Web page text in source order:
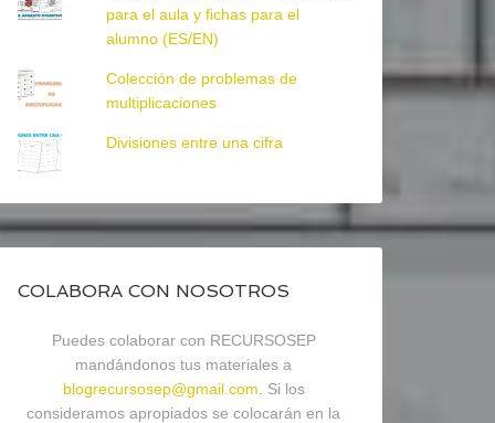
para el aula y fichas para el
alumno (ES/EN)
Colección de problemas de
multiplicaciones
Divisiones entre una cifra
COLABORA CON NOSOTROS
Puedes colaborar con RECURSOSEP
mandándonos tus materiales a
blogrecursosep@gmail.com . Si los
consideramos apropiados se colocarán en la